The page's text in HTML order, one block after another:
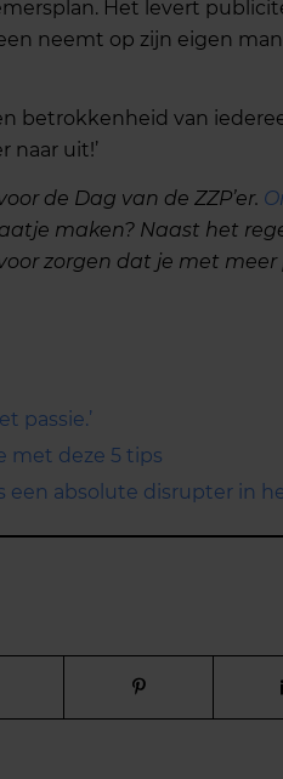
Het levert
neemt op zijn eigen
betrokkenheid van
naar uit!’
de Dag van de ZZP’er.
maken? Naast het
zorgen dat je met meer
passie.’
met deze 5 tips
een absolute disrupter in